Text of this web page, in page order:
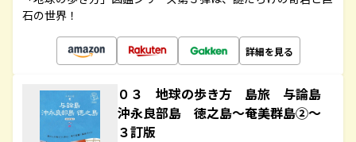
石の世界！
詳細を見る
０３ 地球の歩き方 島旅 与論島
沖永良部島 徳之島～奄美群島②～
３訂版